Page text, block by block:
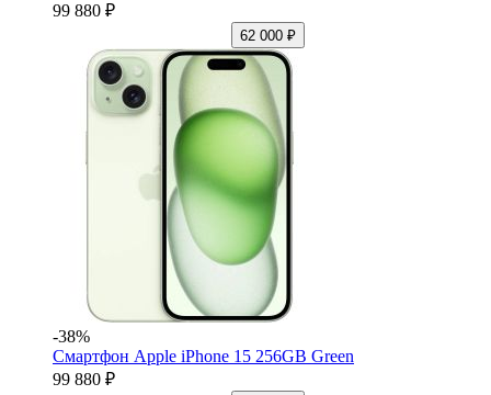
99 880 ₽
62 000 ₽
-38%
Смартфон Apple iPhone 15 256GB Green
99 880 ₽